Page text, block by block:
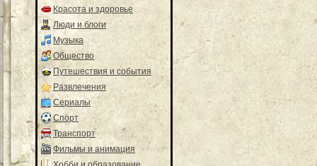
Красота и здоровье
Люди и блоги
Музыка
Общество
Путешествия и события
Развлечения
Сериалы
Спорт
Транспорт
Фильмы и анимация